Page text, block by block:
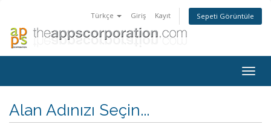
Türkçe Giriş Kayıt Sepeti Görüntüle
Alan Adınızı Seçin...